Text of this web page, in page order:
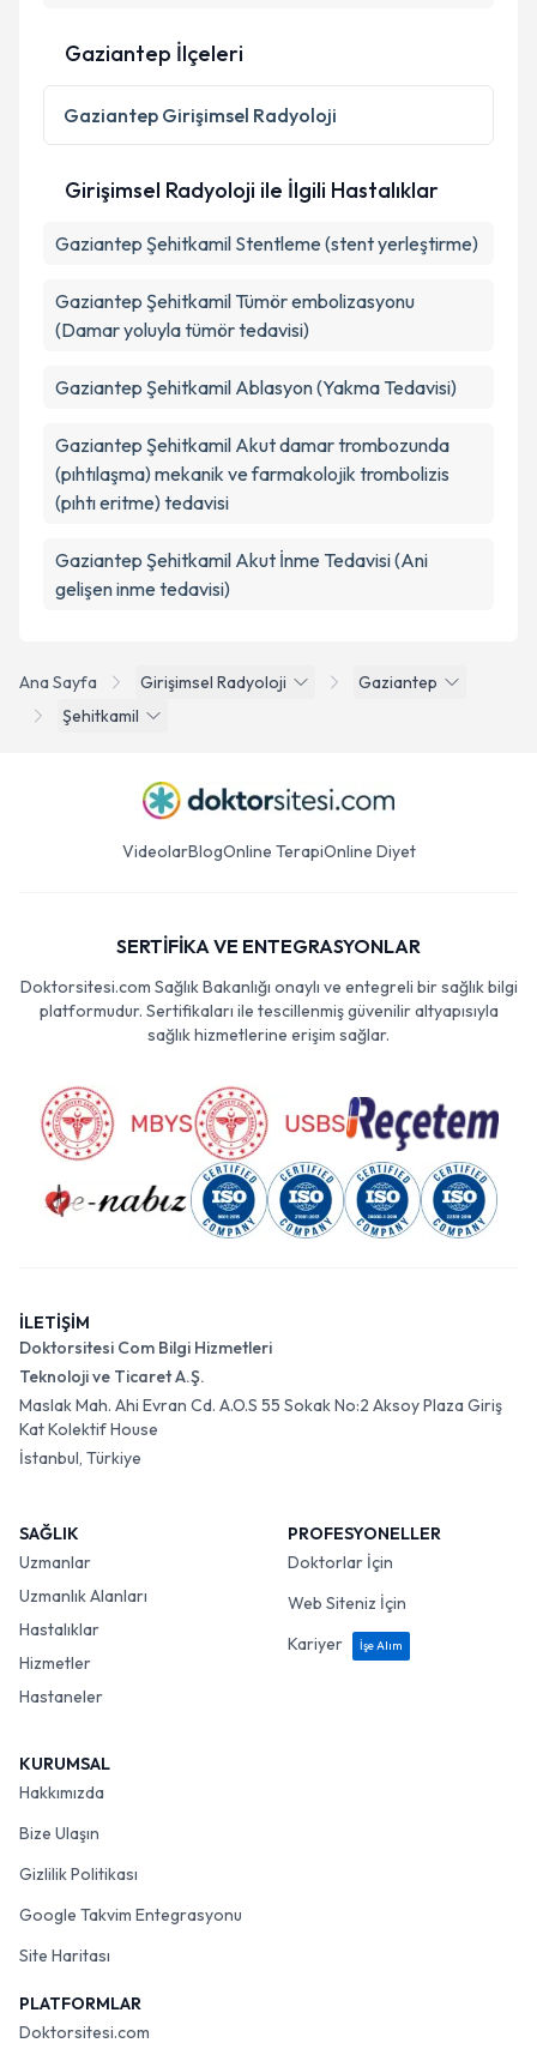
Ana Sayfa Girişimsel Radyoloji
Gaziantep
Şehitkamil
Gaziantep İlçeleri
Gaziantep Girişimsel Radyoloji
Girişimsel Radyoloji ile İlgili Hastalıklar
Gaziantep Şehitkamil Stentleme (stent yerleştirme)
Gaziantep Şehitkamil Tümör embolizasyonu
(Damar yoluyla tümör tedavisi)
Gaziantep Şehitkamil Ablasyon (Yakma Tedavisi)
Gaziantep Şehitkamil Akut damar trombozunda
(pıhtılaşma) mekanik ve farmakolojik trombolizis
(pıhtı eritme) tedavisi
Gaziantep Şehitkamil Akut İnme Tedavisi (Ani
gelişen inme tedavisi)
VideolarBlogOnline TerapiOnline Diyet
SERTİFİKA VE ENTEGRASYONLAR
Doktorsitesi.com Sağlık Bakanlığı onaylı ve entegreli bir sağlık bilgi
platformudur. Sertifikaları ile tescillenmiş güvenilir altyapısıyla
sağlık hizmetlerine erişim sağlar.
İLETİŞİM
Doktorsitesi Com Bilgi Hizmetleri
Teknoloji ve Ticaret A.Ş.
Maslak Mah. Ahi Evran Cd. A.O.S 55 Sokak No:2 Aksoy Plaza Giriş
Kat Kolektif House
İstanbul, Türkiye
SAĞLIK
Uzmanlar
Uzmanlık Alanları
Hastalıklar
Hizmetler
Hastaneler
PROFESYONELLER
Doktorlar İçin
Web Siteniz İçin
Kariyer
İşe Alım
KURUMSAL
Hakkımızda
Bize Ulaşın
Gizlilik Politikası
Google Takvim Entegrasyonu
Site Haritası
PLATFORMLAR
Doktorsitesi.com